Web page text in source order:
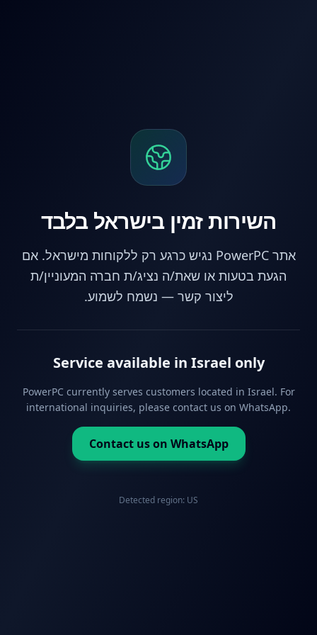
השירות זמין בישראל בלבד
אתר PowerPC נגיש כרגע רק ללקוחות מישראל. אם
הגעת בטעות או שאת/ה נציג/ת חברה המעוניין/ת
ליצור קשר — נשמח לשמוע.
Service available in Israel only
PowerPC currently serves customers located in Israel. For
international inquiries, please contact us on WhatsApp.
Contact us on WhatsApp
Detected region: US